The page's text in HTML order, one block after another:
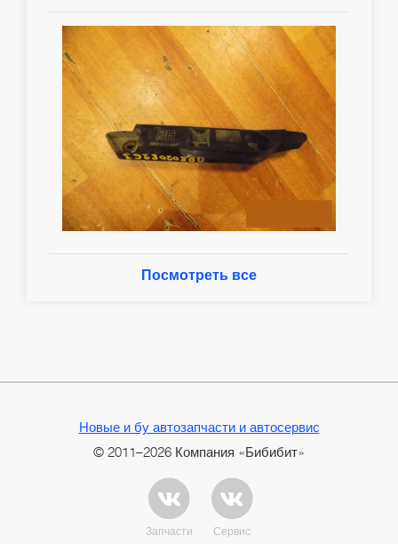
Посмотреть все
Новые и бу автозапчасти и автосервис
© 2011–2026 Компания «Бибибит»
Запчасти Сервис